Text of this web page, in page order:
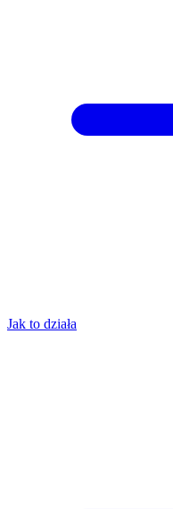
Jak to działa